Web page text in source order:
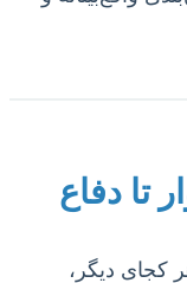
تا دفاع
کجای دیگر،